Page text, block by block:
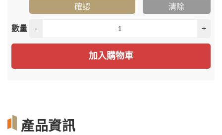
確認 清除
數量 - +
加入購物車
產品資訊